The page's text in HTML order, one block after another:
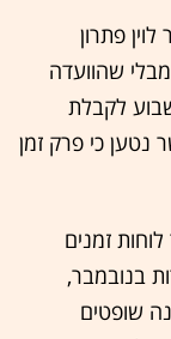
פתרון
שהוועדה
לקבלת
כי פרק זמן
זמנים
בנובמבר,
שופטים